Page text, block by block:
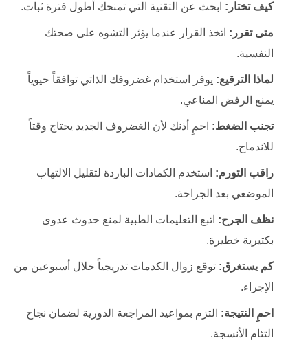
كيف تختار: ابحث عن التقنية التي تمنحك أطول فترة ثبات.
متى تقرر: اتخذ القرار عندما يؤثر التشوه على صحتك
النفسية.
لماذا الترقيع: يوفر استخدام غضروفك الذاتي توافقاً حيوياً
يمنع الرفض المناعي.
تجنب الضغط: احمِ أذنك لأن الغضروف الجديد يحتاج وقتاً
للاندماج.
راقب التورم: استخدم الكمادات الباردة لتقليل الالتهاب
الموضعي بعد الجراحة.
نظف الجرح: اتبع التعليمات الطبية لمنع حدوث عدوى
بكتيرية خطيرة.
كم يستغرق: توقع زوال الكدمات تدريجياً خلال أسبوعين من
الإجراء.
احمِ النتيجة: التزم بمواعيد المراجعة الدورية لضمان نجاح
التئام الأنسجة.